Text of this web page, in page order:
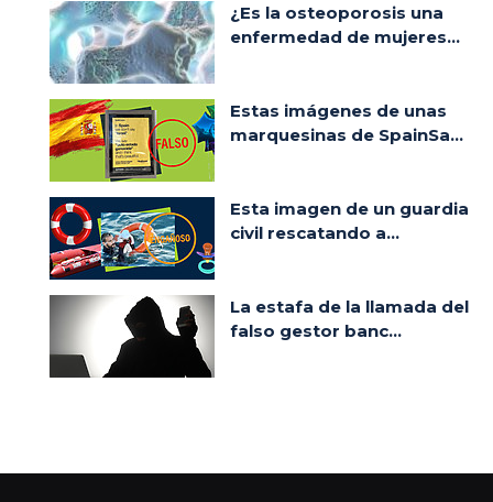
¿Es la osteoporosis una
enfermedad de mujeres...
Estas imágenes de unas
marquesinas de SpainSa...
Esta imagen de un guardia
civil rescatando a...
La estafa de la llamada del
falso gestor banc...